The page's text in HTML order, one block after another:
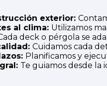
exterior:
al clima: Utilizamos
deck o pérgola se
Cuidamos cada
Planificamos y
Te guiamos desde la